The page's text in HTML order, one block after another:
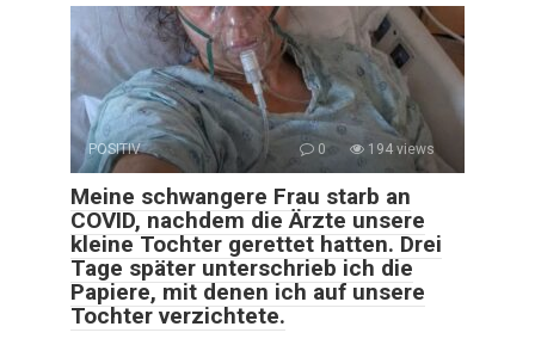
POSITIV 0 194 views
Meine schwangere Frau starb an
COVID, nachdem die Ärzte unsere
kleine Tochter gerettet hatten. Drei
Tage später unterschrieb ich die
Papiere, mit denen ich auf unsere
Tochter verzichtete.